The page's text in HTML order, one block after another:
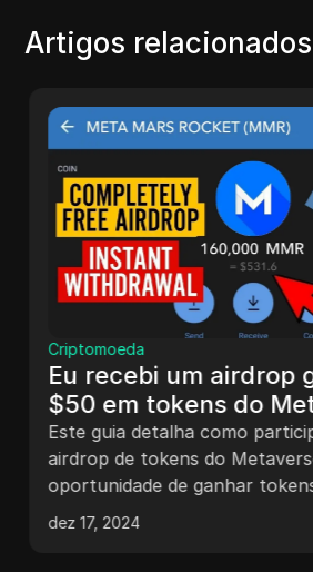
Artigos relacionados
Criptomoeda
Eu recebi um airdrop
$50 em tokens do
retirada instantânea
carteira.
Este guia detalha como
airdrop de tokens do
oportunidade de ganhar
retirá-los instantaneamente. O processo inclui
a configuração da carteira, a
dez 17, 2024